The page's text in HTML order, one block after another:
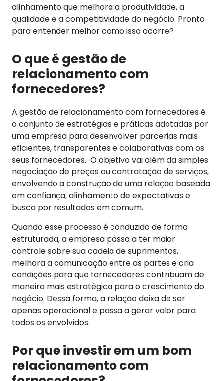
alinhamento que melhora a produtividade, a
qualidade e a competitividade do negócio. Pronto
para entender melhor como isso ocorre?
O que é gestão de
relacionamento com
fornecedores?
A gestão de relacionamento com fornecedores é
o conjunto de estratégias e práticas adotadas por
uma empresa para desenvolver parcerias mais
eficientes, transparentes e colaborativas com os
seus fornecedores. O objetivo vai além da simples
negociação de preços ou contratação de serviços,
envolvendo a construção de uma relação baseada
em confiança, alinhamento de expectativas e
busca por resultados em comum.
Quando esse processo é conduzido de forma
estruturada, a empresa passa a ter maior
controle sobre sua cadeia de suprimentos,
melhora a comunicação entre as partes e cria
condições para que fornecedores contribuam de
maneira mais estratégica para o crescimento do
negócio. Dessa forma, a relação deixa de ser
apenas operacional e passa a gerar valor para
todos os envolvidos.
Por que investir em um bom
relacionamento com